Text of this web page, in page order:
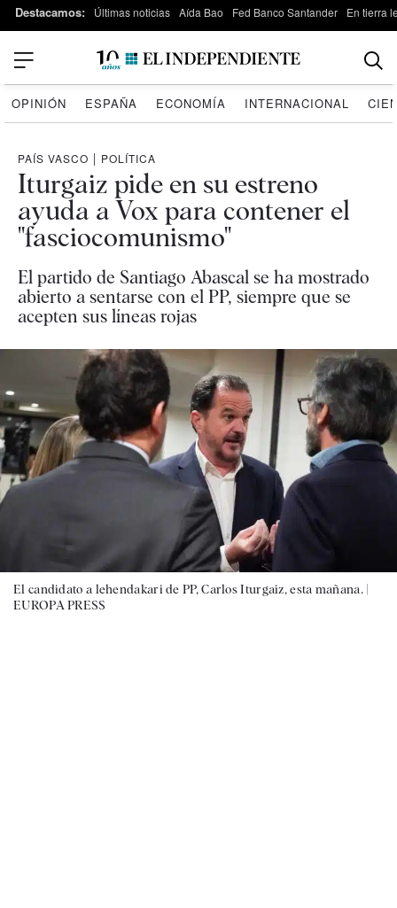
Destacamos: Últimas noticias Aída Bao Fed Banco Santander En tierra
OPINIÓN ESPAÑA ECONOMÍA INTERNACIONAL
PAÍS VASCO | POLÍTICA
Iturgaiz pide en su estreno
ayuda a Vox para contener el
"fasciocomunismo"
El partido de Santiago Abascal se ha mostrado
abierto a sentarse con el PP, siempre que se
acepten sus líneas rojas
El candidato a lehendakari de PP, Carlos Iturgaiz, esta mañana. |
EUROPA PRESS